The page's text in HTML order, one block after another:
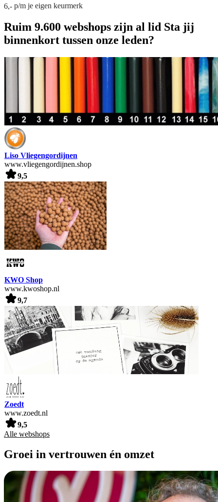
6,- p/m je eigen keurmerk
Ruim 9.600 webshops zijn al lid Sta jij
binnenkort tussen onze leden?
Liso Vliegengordijnen
www.vliegengordijnen.shop
9,5
KWO Shop
www.kwoshop.nl
9,7
Zoedt
www.zoedt.nl
9,5
Alle webshops
Groei in vertrouwen én omzet